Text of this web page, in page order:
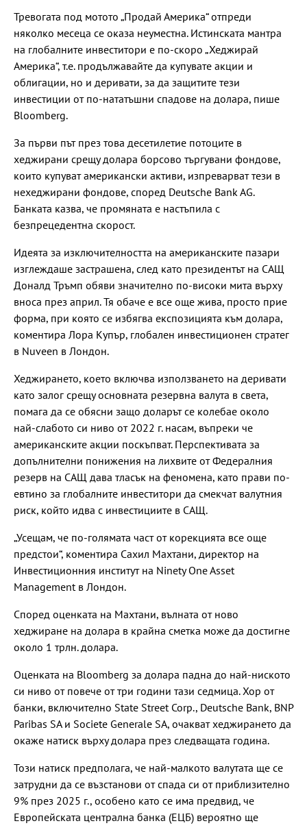
Тревогата под мотото „Продай Америка“ отпреди
няколко месеца се оказа неуместна. Истинската мантра
на глобалните инвеститори е по-скоро „Хеджирай
Америка“, т.е. продължавайте да купувате акции и
облигации, но и деривати, за да защитите тези
инвестиции от по-нататъшни спадове на долара, пише
Bloomberg.
За първи път през това десетилетие потоците в
хеджирани срещу долара борсово търгувани фондове,
които купуват американски активи, изпреварват тези в
нехеджирани фондове, според Deutsche Bank AG.
Банката казва, че промяната е настъпила с
безпрецедентна скорост.
Идеята за изключителността на американските пазари
изглеждаше застрашена, след като президентът на САЩ
Доналд Тръмп обяви значително по-високи мита върху
вноса през април. Тя обаче е все още жива, просто прие
форма, при която се избягва експозицията към долара,
коментира Лора Купър, глобален инвестиционен стратег
в Nuveen в Лондон.
Хеджирането, което включва използването на деривати
като залог срещу основната резервна валута в света,
помага да се обясни защо доларът се колебае около
най-слабото си ниво от 2022 г. насам, въпреки че
американските акции поскъпват. Перспективата за
допълнителни понижения на лихвите от Федералния
резерв на САЩ дава тласък на феномена, като прави по-
евтино за глобалните инвеститори да смекчат валутния
риск, който идва с инвестициите в САЩ.
„Усещам, че по-голямата част от корекцията все още
предстои“, коментира Сахил Махтани, директор на
Инвестиционния институт на Ninety One Asset
Management в Лондон.
Според оценката на Махтани, вълната от ново
хеджиране на долара в крайна сметка може да достигне
около 1 трлн. долара.
Оценката на Bloomberg за долара падна до най-ниското
си ниво от повече от три години тази седмица. Хор от
банки, включително State Street Corp., Deutsche Bank, BNP
Paribas SA и Societe Generale SA, очакват хеджирането да
окаже натиск върху долара през следващата година.
Този натиск предполага, че най-малкото валутата ще се
затрудни да се възстанови от спада си от приблизително
9% през 2025 г., особено като се има предвид, че
Европейската централна банка (ЕЦБ) вероятно ще